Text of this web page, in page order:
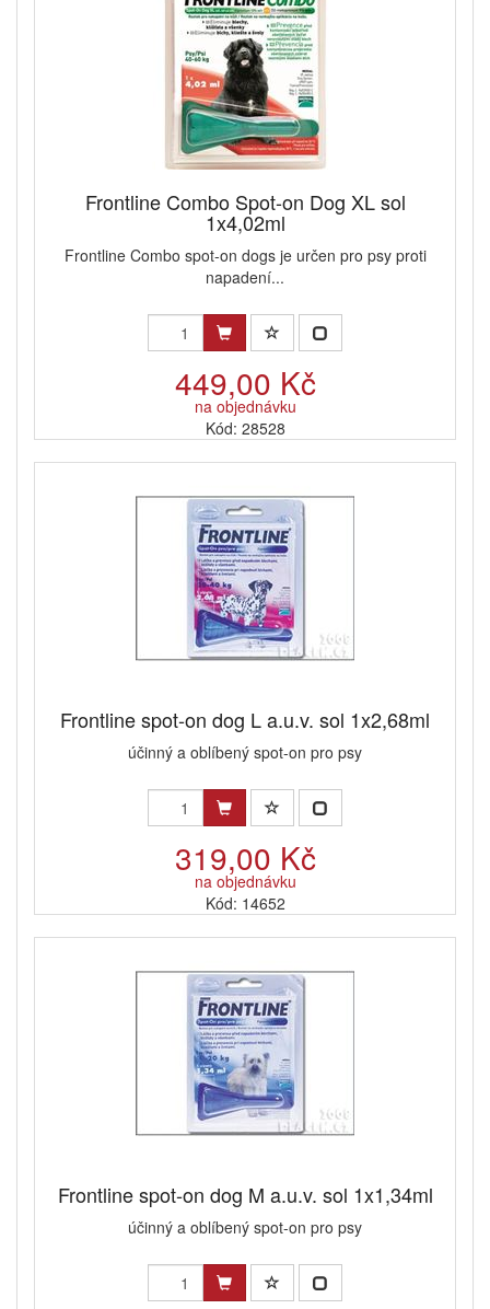
Frontline Combo Spot-on Dog XL sol
1x4,02ml
Frontline Combo spot-on dogs je určen pro psy proti
napadení...
449,00 Kč
na objednávku
Kód: 28528
Frontline spot-on dog L a.u.v. sol 1x2,68ml
účinný a oblíbený spot-on pro psy
319,00 Kč
na objednávku
Kód: 14652
Frontline spot-on dog M a.u.v. sol 1x1,34ml
účinný a oblíbený spot-on pro psy